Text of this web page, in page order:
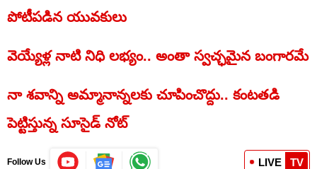
పోటీపడిన యువకులు
వెయ్యేళ్ల నాటి నిధి లభ్యం.. అంతా స్వచ్ఛమైన బంగారమే
నా శవాన్ని అమ్మానాన్నలకు చూపించొద్దు.. కంటతడి
పెట్టిస్తున్న సూసైడ్ నోట్
Follow Us LIVE TV